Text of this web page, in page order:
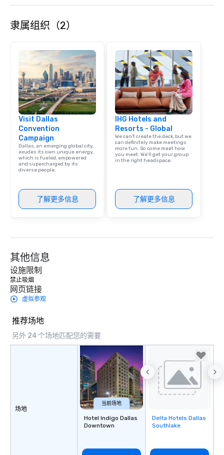
隶属组织（2）
Visit Dallas
Convention
Campaign
Dallas, an emerging global city,
exudes its own unique energy,
which is fueled, empowered
and supercharged by its
diverse people.
了解更多信息
IHG Hotels and
Resorts - Global
We can't create the deck, but we
can definitely make meetings
more fun. So come meet how
you meet. We'll get your group
in the right headspace.
了解更多信息
其他信息
设施限制
禁止吸烟
网页链接
虚拟参观
推荐场地
另外 24 个场地匹配您的需要
场地
当前场地
Hotel Indigo Dallas
Downtown
Removed from
favorites
Delta Hotels Dallas
Southlake